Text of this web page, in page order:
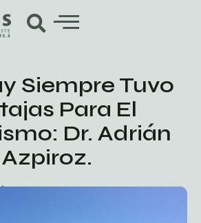
Siempre Tuvo
Para El
Dr. Adrián
Azpiroz.
septiembre 2, 2020